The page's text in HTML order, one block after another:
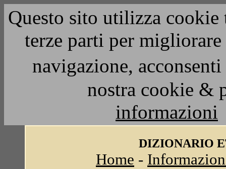
Questo sito utilizza
terze parti per
navigazione,
nostra cookie &
informazioni
DIZIONARIO
Home -